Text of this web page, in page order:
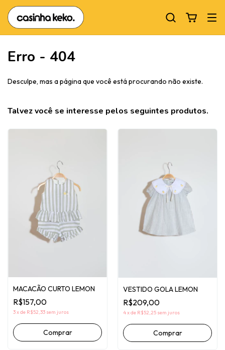
Erro - 404
Desculpe, mas a página que você está procurando não existe.
Talvez você se interesse pelos seguintes produtos.
MACACÃO CURTO LEMON
R$157,00
3xde R$52,33 sem juros
Comprar
VESTIDO GOLA LEMON
R$209,00
4xde R$52,25 sem juros
Comprar